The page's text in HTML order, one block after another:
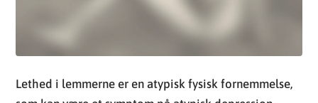
som kan være et symptom på atypisk depression.
Dette symptom skelner sig markant fra den klassiske
depression, hvor træthed ofte er mere psykisk end
udmattende fornemmelse i arme og ben, der kan